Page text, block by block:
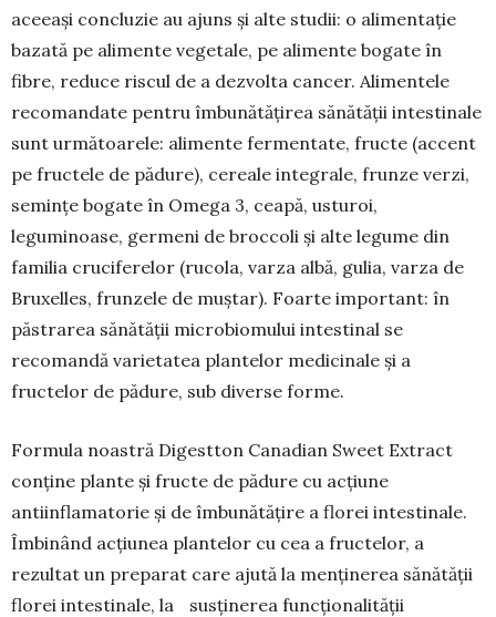
aceeași concluzie au ajuns și alte studii: o alimentație
bazată pe alimente vegetale, pe alimente bogate în
fibre, reduce riscul de a dezvolta cancer. Alimentele
recomandate pentru îmbunătățirea sănătății intestinale
sunt următoarele: alimente fermentate, fructe (accent
pe fructele de pădure), cereale integrale, frunze verzi,
semințe bogate în Omega 3, ceapă, usturoi,
leguminoase, germeni de broccoli și alte legume din
familia cruciferelor (rucola, varza albă, gulia, varza de
Bruxelles, frunzele de muștar). Foarte important: în
păstrarea sănătății microbiomului intestinal se
recomandă varietatea plantelor medicinale și a
fructelor de pădure, sub diverse forme.
Formula noastră Digestton Canadian Sweet Extract
conține plante și fructe de pădure cu acțiune
antiinflamatorie și de îmbunătățire a florei intestinale.
Îmbinând acțiunea plantelor cu cea a fructelor, a
rezultat un preparat care ajută la menținerea sănătății
florei intestinale, la susținerea funcționalității